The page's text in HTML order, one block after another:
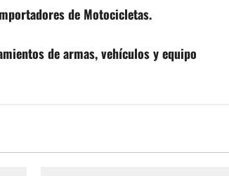
de Motocicletas.
de armas, vehículos y equipo